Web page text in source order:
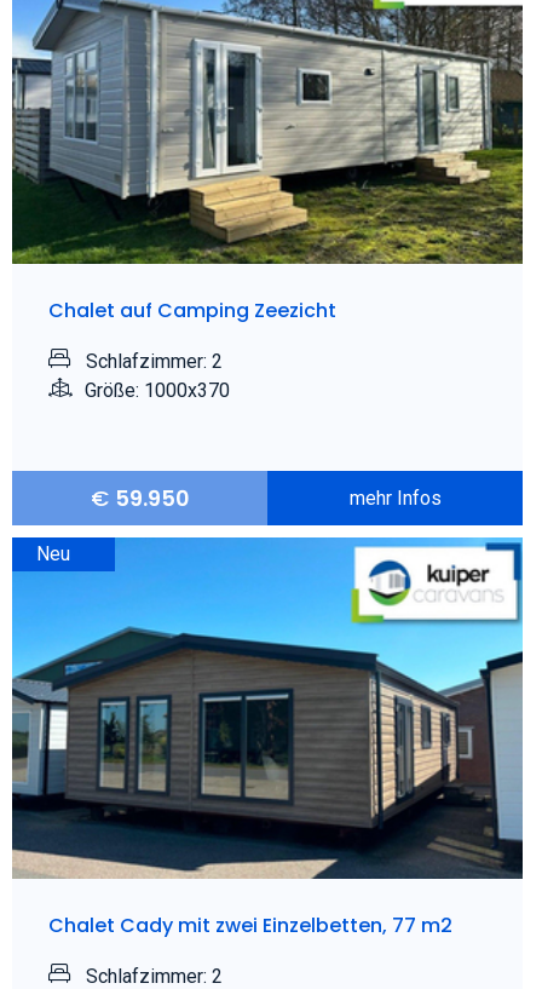
Chalet auf Camping Zeezicht
Schlafzimmer: 2
Größe: 1000x370
€ 59.950 mehr Infos
Neu
Chalet Cady mit zwei Einzelbetten, 77 m2
Schlafzimmer: 2